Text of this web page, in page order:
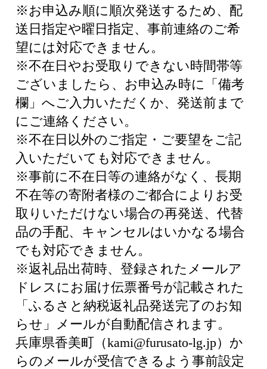
※お申込み順に順次発送するため、配
送日指定や曜日指定、事前連絡のご希
望には対応できません。
※不在日やお受取りできない時間帯等
ございましたら、お申込み時に「備考
欄」へご入力いただくか、発送前まで
にご連絡ください。
※不在日以外のご指定・ご要望をご記
入いただいても対応できません。
※事前に不在日等の連絡がなく、長期
不在等の寄附者様のご都合によりお受
取りいただけない場合の再発送、代替
品の手配、キャンセルはいかなる場合
でも対応できません。
※返礼品出荷時、登録されたメールア
ドレスにお届け伝票番号が記載された
「ふるさと納税返礼品発送完了のお知
らせ」メールが自動配信されます。
兵庫県香美町（kami@furusato-lg.jp）か
らのメールが受信できるよう事前設定